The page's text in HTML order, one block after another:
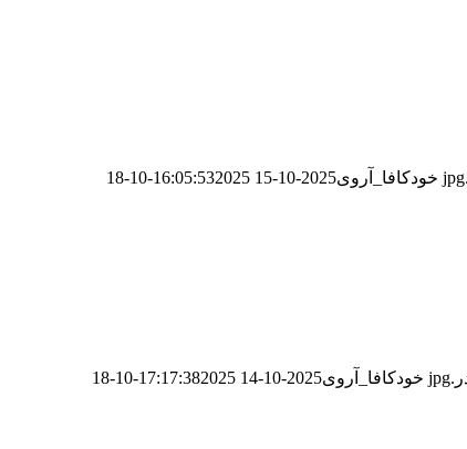
خودکافا_آر‌وی2025-10-15 16:05:53
2025-10-18
خودکافا_آر‌وی2025-10-14 17:17:38
2025-10-18